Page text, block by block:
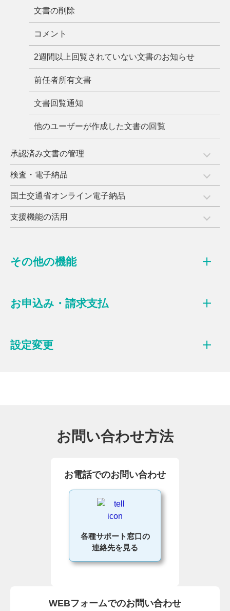
文書の削除
コメント
2週間以上回覧されていない文書のお知らせ
前任者所有文書
文書回覧通知
他のユーザーが作成した文書の回覧
承認済み文書の管理
検査・電子納品
国土交通省オンライン電子納品
支援機能の活用
その他の機能
お申込み・請求支払
設定変更
お問い合わせ方法
お電話でのお問い合わせ
各種サポート窓口の
連絡先を見る
WEBフォームでのお問い合わせ